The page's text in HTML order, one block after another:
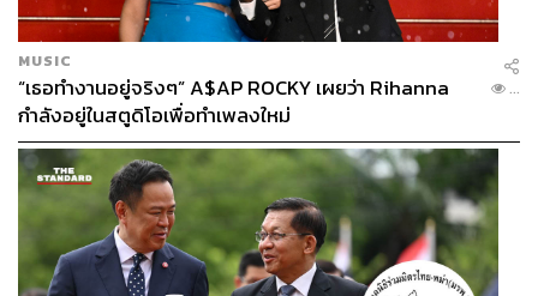
MUSIC
“เธอทำงานอยู่จริงๆ” A$AP ROCKY เผยว่า Rihanna
กำลังอยู่ในสตูดิโอเพื่อทำเพลงใหม่
...